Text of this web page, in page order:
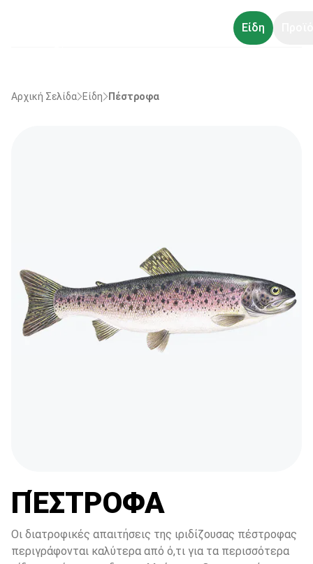
Είδη
Αρχική Σελίδα Είδη Πέστροφα
ΠΈΣΤΡΟΦΑ
Οι διατροφικές απαιτήσεις της ιριδίζουσας πέστροφας
περιγράφονται καλύτερα από ό,τι για τα περισσότερα